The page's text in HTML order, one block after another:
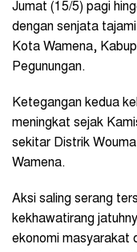
Jumat (15/5) pagi
dengan senjata
Kota Wamena,
Pegunungan.
Ketegangan kedua
meningkat sejak
sekitar Distrik
Wamena.
Aksi saling serang
kekhawatirang
ekonomi masyarakat